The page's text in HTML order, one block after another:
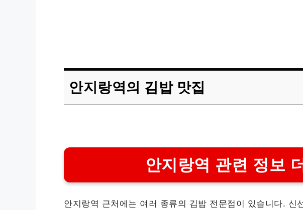
안지랑역의 김밥 맛집
안지랑역 관련 정보
안지랑역 근처에는 여러 종류의 김밥 전문점이 있습니다. 신